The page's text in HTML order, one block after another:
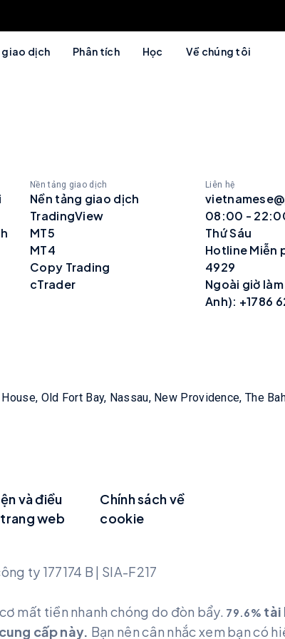
giao dịch Phân tích Học Về chúng tôi
Nền tảng giao dịch
Nền tảng giao dịch
TradingView
MT5
MT4
Copy Trading
cTrader
Liên hệ
08:00 -
Thứ Sáu
Hotline Miễn
4929
Ngoài giờ
Anh): +1786
Old Fort Bay, Nassau, New Providence, The
và điều
web
Chính sách về
cookie
ty 177174 B | SIA-F217
mất tiền nhanh chóng do đòn bẩy. 79.6% tài
cấp này. Bạn nên cân nhắc xem bạn có